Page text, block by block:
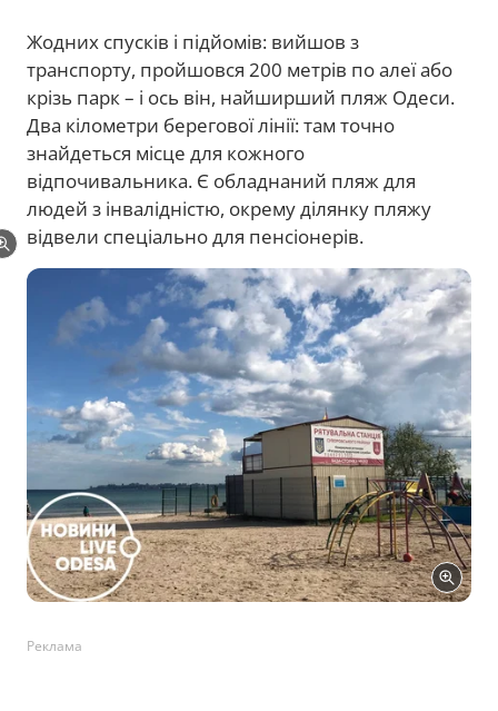
Жодних спусків і підйомів: вийшов з
транспорту, пройшовся 200 метрів по алеї або
крізь парк – і ось він, найширший пляж Одеси.
Два кілометри берегової лінії: там точно
знайдеться місце для кожного
відпочивальника. Є обладнаний пляж для
людей з інвалідністю, окрему ділянку пляжу
відвели спеціально для пенсіонерів.
Реклама